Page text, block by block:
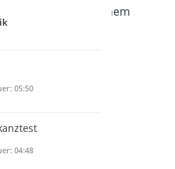
Regression mit einem
05:50
04:48